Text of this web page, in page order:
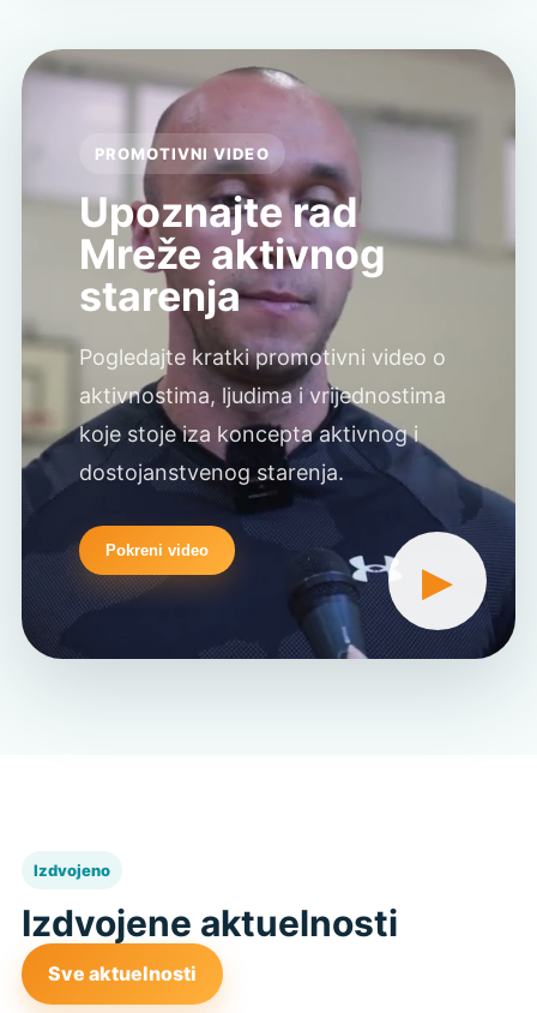
PROMOTIVNI VIDEO
Upoznajte rad
Mreže aktivnog
starenja
Pogledajte kratki promotivni video o
aktivnostima, ljudima i vrijednostima
koje stoje iza koncepta aktivnog i
dostojanstvenog starenja.
Pokreni video
▶
Izdvojeno
Izdvojene aktuelnosti
Sve aktuelnosti